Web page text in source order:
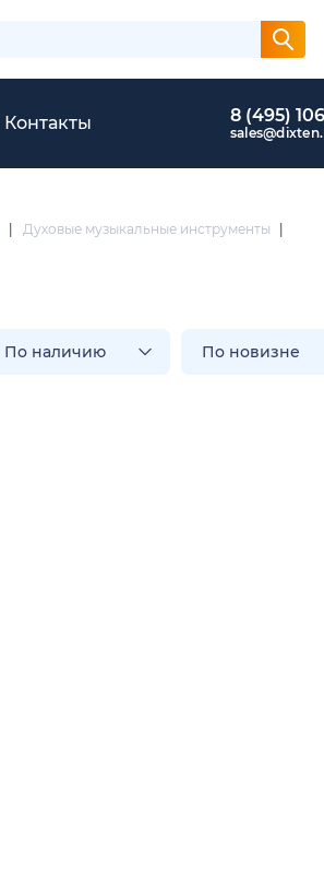
Контакты 8 (495)
Духовые музыкальные инструменты
По наличию По новизне